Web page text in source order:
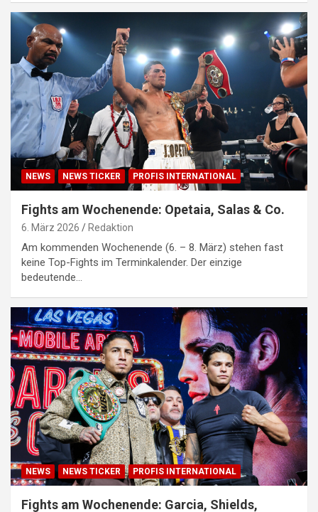
NEWS NEWS TICKER PROFIS INTERNATIONAL
Fights am Wochenende: Opetaia, Salas & Co.
6. März 2026 Redaktion
Am kommenden Wochenende (6. – 8. März) stehen fast
keine Top-Fights im Terminkalender. Der einzige
bedeutende…
NEWS NEWS TICKER PROFIS INTERNATIONAL
Fights am Wochenende: Garcia, Shields,